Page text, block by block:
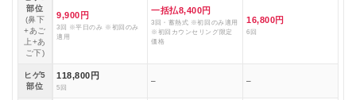
部位
(鼻下
+あご
上+あ
ご下)
9,900円
3回 ※平日のみ ※初回のみ
適用
一括払8,400円
3回・蓄熱式 ※初回のみ適用
※初回カウンセリング限定
価格
16,800円
6回
ヒゲ5
部位
118,800円
5回
– –